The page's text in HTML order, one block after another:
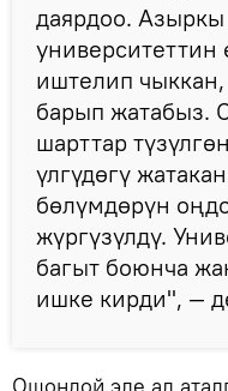
даярдоо.
университеттин
иштелип
барып жатабыз.
шарттар
үлгүдөгү
бөлүмдөрүн
жүргүзүлдү.
багыт боюнча
ишке кирди", —
Ошондой эле ал